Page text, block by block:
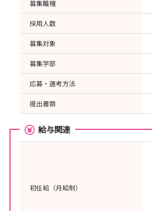
募集職種
採用人数
募集対象
募集学部
応募・選考方法
提出書類
給与関連
初任給（月給制）